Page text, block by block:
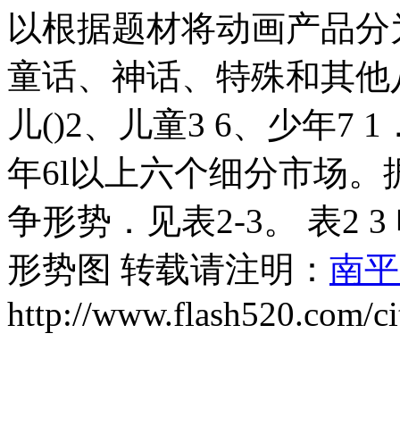
以根据题材将动画产品
童话、神话、特殊和其
儿()2、儿童3 6、少年7
年6l以上六个细分市场。
争形势．见表2-3。 表2
形势图 转载请注明： 南
http://www.flash520.com/